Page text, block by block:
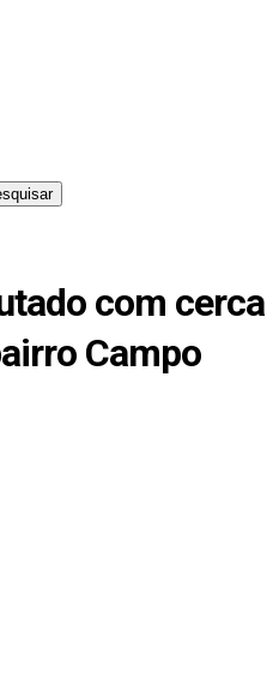
com cerca
Campo